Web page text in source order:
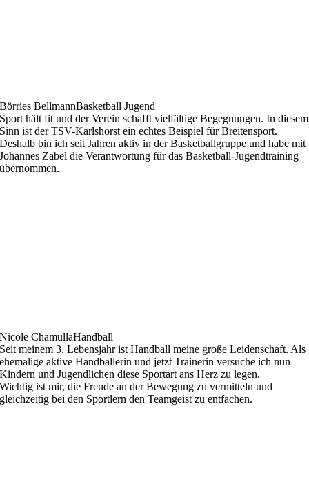
Börries BellmannBasketball Jugend
Sport hält fit und der Verein schafft vielfältige Begegnungen. In diesem
Sinn ist der TSV-Karlshorst ein echtes Beispiel für Breitensport.
Deshalb bin ich seit Jahren aktiv in der Basketballgruppe und habe mit
Johannes Zabel die Verantwortung für das Basketball-Jugendtraining
übernommen.
Nicole ChamullaHandball
Seit meinem 3. Lebensjahr ist Handball meine große Leidenschaft. Als
ehemalige aktive Handballerin und jetzt Trainerin versuche ich nun
Kindern und Jugendlichen diese Sportart ans Herz zu legen.
Wichtig ist mir, die Freude an der Bewegung zu vermitteln und
gleichzeitig bei den Sportlern den Teamgeist zu entfachen.